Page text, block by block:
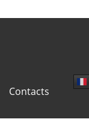
Contacts